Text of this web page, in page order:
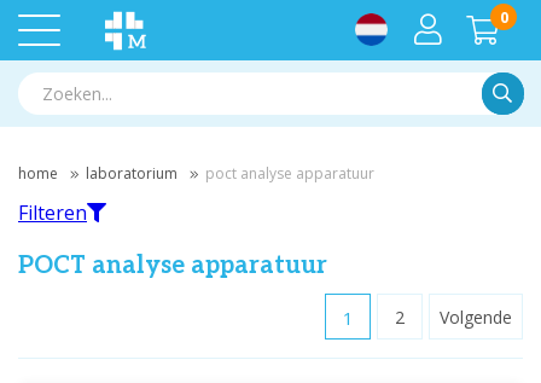
0
home laboratorium poct analyse apparatuur
Filteren
POCT analyse apparatuur
1 2 Volgende